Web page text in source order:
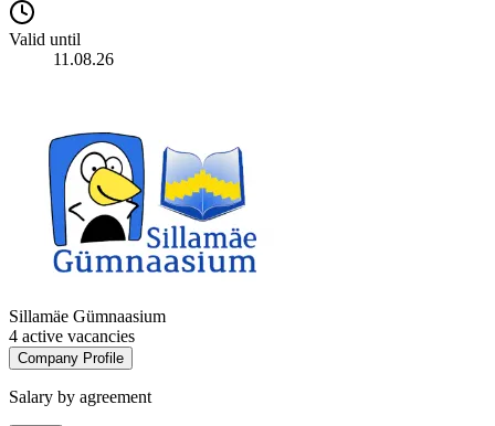
Valid until
11.08.26
Sillamäe Gümnaasium
4 active vacancies
Company Profile
Salary by agreement